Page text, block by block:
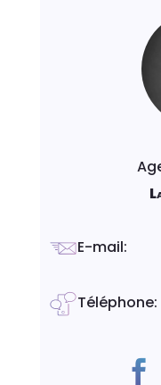
E-mail:
Téléphone: